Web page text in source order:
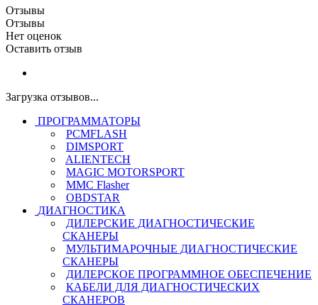
Отзывы
Отзывы
Нет оценок
Оставить отзыв
Загрузка отзывов...
ПРОГРАММАТОРЫ
PCMFLASH
DIMSPORT
ALIENTECH
MAGIC MOTORSPORT
MMC Flasher
OBDSTAR
ДИАГНОСТИКА
ДИЛЕРСКИЕ ДИАГНОСТИЧЕСКИЕ
СКАНЕРЫ
МУЛЬТИМАРОЧНЫЕ ДИАГНОСТИЧЕСКИЕ
СКАНЕРЫ
ДИЛЕРСКОЕ ПРОГРАММНОЕ ОБЕСПЕЧЕНИЕ
КАБЕЛИ ДЛЯ ДИАГНОСТИЧЕСКИХ
СКАНЕРОВ